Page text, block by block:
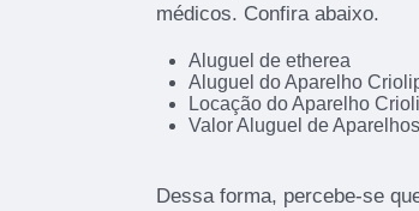
médicos. Confira abaixo.
Aluguel de etherea
Aluguel do Aparelho
Locação do Aparelho
Valor Aluguel de
Dessa forma, percebe-se